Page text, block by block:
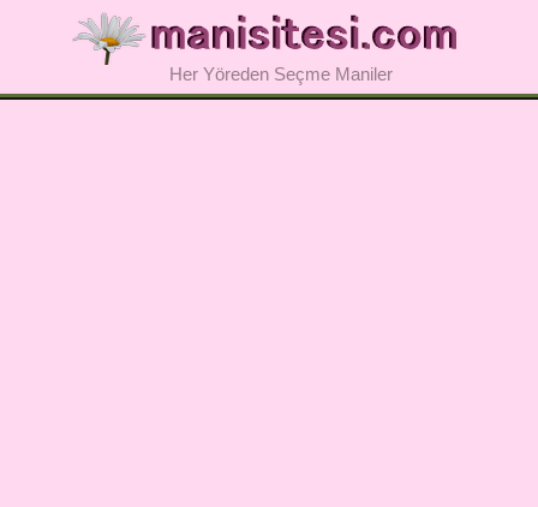
Her Yöreden Seçme Maniler